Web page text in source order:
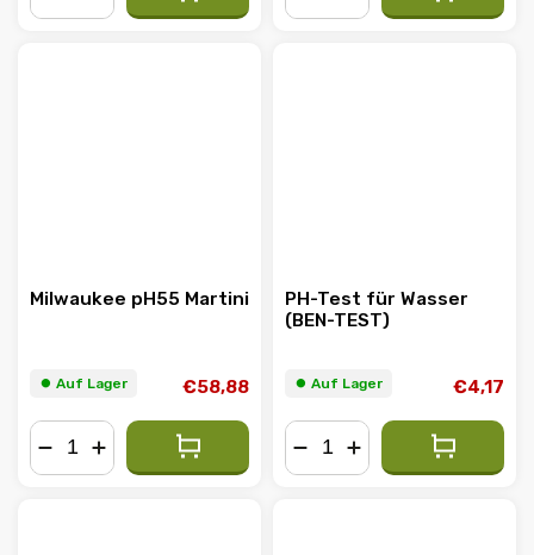
Milwaukee pH55 Martini
⏺︎ Auf Lager €58,88
PH-Test für Wasser
(BEN-TEST)
⏺︎ Auf Lager €4,17